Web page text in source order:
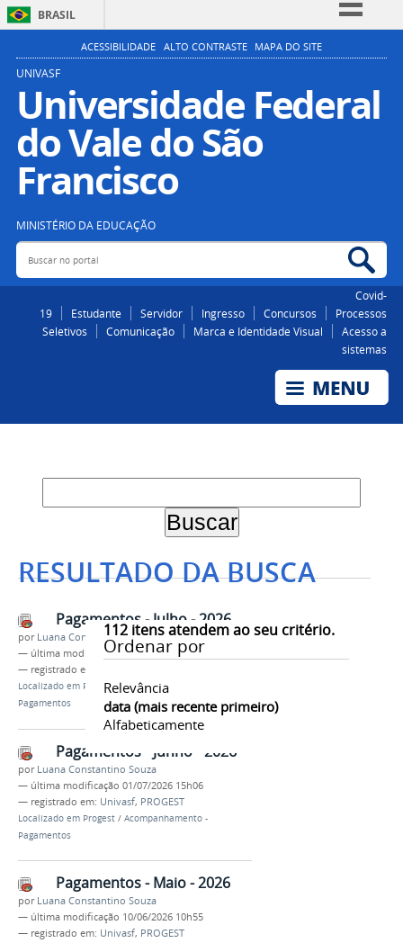
BRASIL
Simplifique!
Participe
Acesso à informação
Legislação
ACESSIBILIDADE ALTO CONTRASTE MAPA DO SITE
UNIVASF
Universidade Federal
do Vale do São
Francisco
MINISTÉRIO DA EDUCAÇÃO
Buscar no portal
Covid-
19
Estudante Servidor Ingresso Concursos
Processos
Seletivos
Comunicação Marca e Identidade Visual
Acesso a
sistemas
RESULTADO DA BUSCA
112itens atendem ao seu critério.
Ordenar por
Relevância
data (mais recente primeiro)
Alfabeticamente
Pagamentos - Julho - 2026
por Luana Constantino Souza
— última modificação04/08/2026 11h00
— registrado em:
Localizado em Progest /Acompanhamento -
Pagamentos
Pagamentos - Junho - 2026
por Luana Constantino Souza
— última modificação 01/07/2026 15h06
— registrado em: Univasf, PROGEST
Localizado em Progest / Acompanhamento -
Pagamentos
Pagamentos - Maio - 2026
por Luana Constantino Souza
— última modificação 10/06/2026 10h55
— registrado em: Univasf, PROGEST